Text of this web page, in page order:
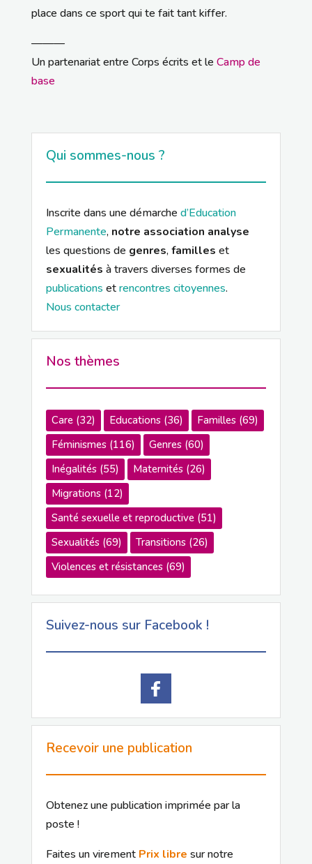
place dans ce sport qui te fait tant kiffer.
———
Un partenariat entre Corps écrits et le Camp de
base
Qui sommes-nous ?
Inscrite dans une démarche d’Education
Permanente, notre association analyse
les questions de genres,familles et
sexualités à travers diverses formes de
publications etrencontres citoyennes.
Nous contacter
Nos thèmes
Care(32) Educations(36) Familles(69)
Féminismes(116) Genres(60)
Inégalités(55) Maternités(26)
Migrations(12)
Santé sexuelle et reproductive(51)
Sexualités(69) Transitions(26)
Violences et résistances(69)
Suivez-nous sur Facebook !
Recevoir une publication
Obtenez une publication imprimée par la
poste !
Faites un virement Prix libre sur notre